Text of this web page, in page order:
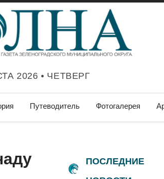
2026 • ЧЕТВЕРГ
Путеводитель Фотогалерея
ПОСЛЕДНИЕ